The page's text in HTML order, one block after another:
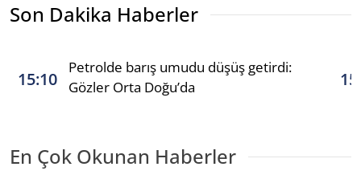
Son Dakika Haberler
15:10
Petrolde barış umudu düşüş getirdi:
Gözler Orta Doğu’da
En Çok Okunan Haberler